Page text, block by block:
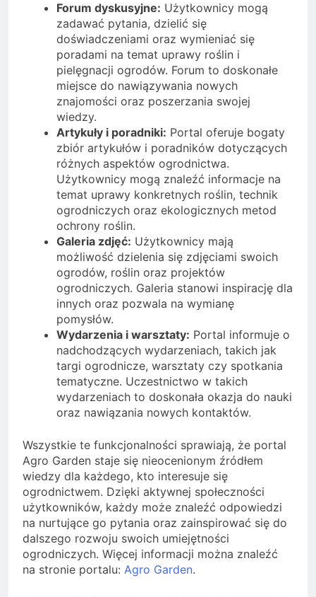
Forum dyskusyjne: Użytkownicy mogą
zadawać pytania, dzielić się
doświadczeniami oraz wymieniać się
poradami na temat uprawy roślin i
pielęgnacji ogrodów. Forum to doskonałe
miejsce do nawiązywania nowych
znajomości oraz poszerzania swojej
wiedzy.
Artykuły i poradniki: Portal oferuje bogaty
zbiór artykułów i poradników dotyczących
różnych aspektów ogrodnictwa.
Użytkownicy mogą znaleźć informacje na
temat uprawy konkretnych roślin, technik
ogrodniczych oraz ekologicznych metod
ochrony roślin.
Galeria zdjęć: Użytkownicy mają
możliwość dzielenia się zdjęciami swoich
ogrodów, roślin oraz projektów
ogrodniczych. Galeria stanowi inspirację dla
innych oraz pozwala na wymianę
pomysłów.
Wydarzenia i warsztaty: Portal informuje o
nadchodzących wydarzeniach, takich jak
targi ogrodnicze, warsztaty czy spotkania
tematyczne. Uczestnictwo w takich
wydarzeniach to doskonała okazja do nauki
oraz nawiązania nowych kontaktów.
Wszystkie te funkcjonalności sprawiają, że portal
Agro Garden staje się nieocenionym źródłem
wiedzy dla każdego, kto interesuje się
ogrodnictwem. Dzięki aktywnej społeczności
użytkowników, każdy może znaleźć odpowiedzi
na nurtujące go pytania oraz zainspirować się do
dalszego rozwoju swoich umiejętności
ogrodniczych. Więcej informacji można znaleźć
na stronie portalu: Agro Garden.